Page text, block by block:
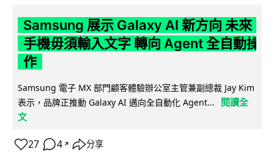
Samsung 展示 Galaxy AI 新方向 未來
手機毋須輸入文字 轉向 Agent 全自動操
作
Samsung 電子 MX 部門顧客體驗辦公室主管兼副總裁 Jay Kim
表示，品牌正推動 Galaxy AI 邁向全自動化 Agent...
閱讀全
文
27 4 ↗ 分享